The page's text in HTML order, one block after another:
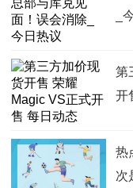
_
第
开
热
次